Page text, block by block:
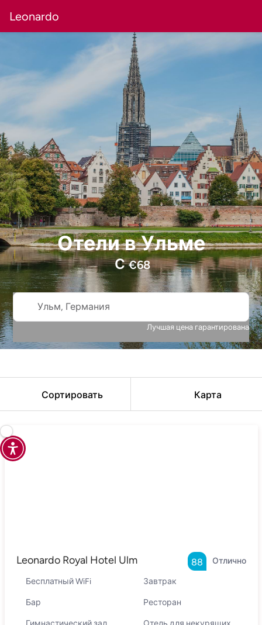
Leonardo
Отели в Ульме
С€68
Ульм, Германия
Лучшая цена гарантирована
Сортировать Карта
Leonardo Royal Hotel Ulm Отлично
88
Бесплатный WiFi Завтрак
Бар Ресторан